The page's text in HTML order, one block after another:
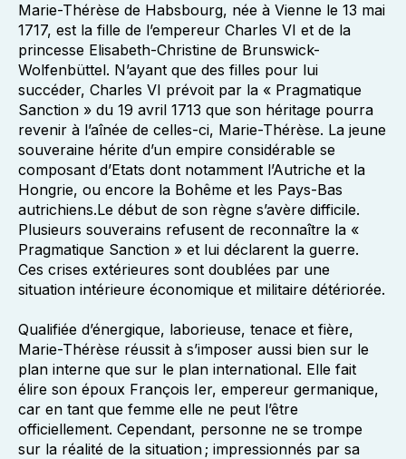
Marie-Thérèse de Habsbourg, née à Vienne le 13 mai
1717, est la fille de l’empereur Charles VI et de la
princesse Elisabeth-Christine de Brunswick-
Wolfenbüttel. N’ayant que des filles pour lui
succéder, Charles VI prévoit par la « Pragmatique
Sanction » du 19 avril 1713 que son héritage pourra
revenir à l’aînée de celles-ci, Marie-Thérèse. La jeune
souveraine hérite d’un empire considérable se
composant d’Etats dont notamment l’Autriche et la
Hongrie, ou encore la Bohême et les Pays-Bas
autrichiens.Le début de son règne s’avère difficile.
Plusieurs souverains refusent de reconnaître la «
Pragmatique Sanction » et lui déclarent la guerre.
Ces crises extérieures sont doublées par une
situation intérieure économique et militaire détériorée.
Qualifiée d’énergique, laborieuse, tenace et fière,
Marie-Thérèse réussit à s’imposer aussi bien sur le
plan interne que sur le plan international. Elle fait
élire son époux François Ier, empereur germanique,
car en tant que femme elle ne peut l’être
officiellement. Cependant, personne ne se trompe
sur la réalité de la situation ; impressionnés par sa